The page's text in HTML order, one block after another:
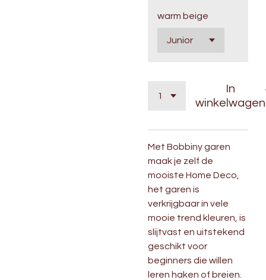
warm beige
In
winkelwagen
Met Bobbiny garen
maak je zelf de
mooiste Home Deco,
het garen is
verkrijgbaar in vele
mooie trend kleuren, is
slijtvast en uitstekend
geschikt voor
beginners die willen
leren haken of breien.